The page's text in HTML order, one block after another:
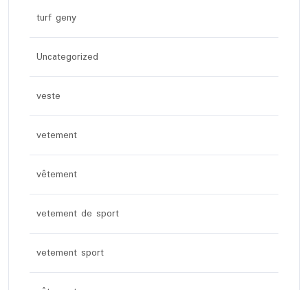
turf geny
Uncategorized
veste
vetement
vêtement
vetement de sport
vetement sport